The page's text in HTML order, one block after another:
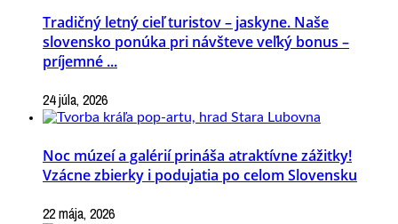
Tradičný letný cieľ turistov – jaskyne. Naše
slovensko ponúka pri návšteve veľký bonus –
príjemné ...
24 júla, 2026
Noc múzeí a galérií prináša atraktívne zážitky!
Vzácne zbierky i podujatia po celom Slovensku
22 mája, 2026